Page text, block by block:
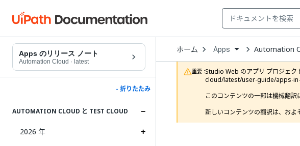
Apps のリリース ノート
Automation Cloud · latest
- 折りたたみ
AUTOMATION CLOUD と TEST CLOUD
2026 年
ホーム Open
Dropdown
to
choose
product
Apps Automation
重要 :Studio Web のアプリ プロジェ
cloud/latest/user-guide/apps-in-
このコンテンツの一部は機械翻訳
新しいコンテンツの翻訳は、およ